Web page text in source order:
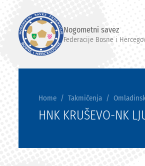
Nogometni savez
Federacije Bosne i
Home Takmičenja
HNK KRUŠEVO-NK